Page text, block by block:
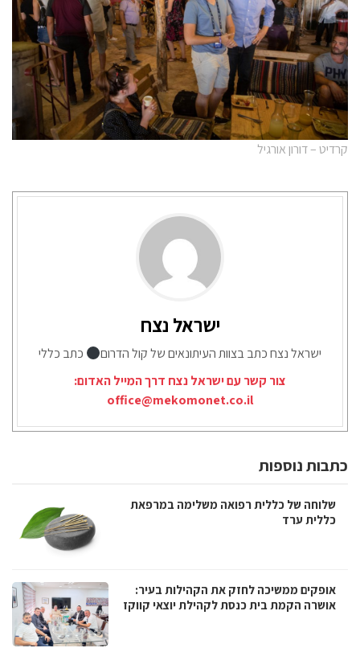
קרדיט – דורון אורגיל
ישראל נצח
ישראל נצח כתב בצוות העיתונאים של קול הדרום
כתב כללי
צור קשר עם ישראל נצח דרך המייל האדום:
office@mekomonet.co.il
כתבות נוספות
שלוחה של כללית רפואה משלימה במרפאת
כללית ערד
אופקים ממשיכה לחזק את הקהילות בעיר:
אושרה הקמת בית כנסת לקהילת יוצאי קווקז